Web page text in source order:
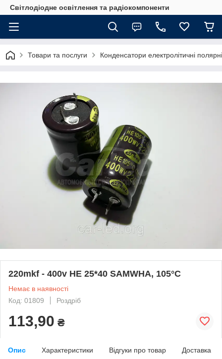
Світлодіодне освітлення та радіокомпоненти
Товари та послуги Конденсатори електролітичні
220mkf - 400v HE 25*40 SAMWHA, 105°C
Немає в наявності
Код: 01809
Роздріб
113,90 ₴
Опис Характеристики Відгуки про товар Доставка